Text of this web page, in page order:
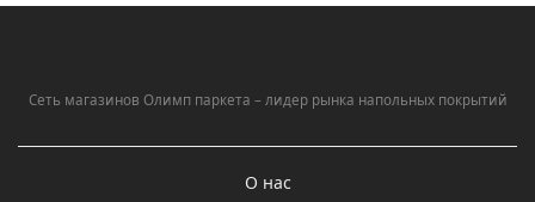
Сеть магазинов Олимп паркета – лидер рынка напольных покрытий
О нас